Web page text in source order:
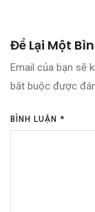
Để Lại Một
Email của bạn sẽ
bắt buộc được
BÌNH LUẬN *